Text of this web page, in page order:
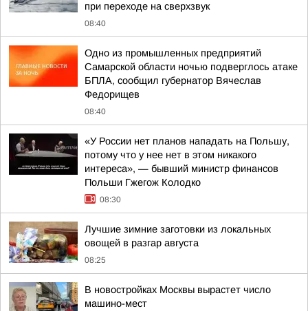
при переходе на сверхзвук
08:40
Одно из промышленных предприятий
Самарской области ночью подверглось атаке
БПЛА, сообщил губернатор Вячеслав
Федорищев
08:40
«У России нет планов нападать на Польшу,
потому что у нее нет в этом никакого
интереса», — бывший министр финансов
Польши Гжегож Колодко
08:30
Лучшие зимние заготовки из локальных
овощей в разгар августа
08:25
В новостройках Москвы вырастет число
машино-мест